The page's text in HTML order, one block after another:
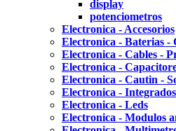
display
potenciometros
Electronica - Accesorios
Electronica - Baterias -
Electronica - Cables -
Electronica -
Electronica - Cautin -
Electronica - Integrados
Electronica - Leds
Electronica - Modulos